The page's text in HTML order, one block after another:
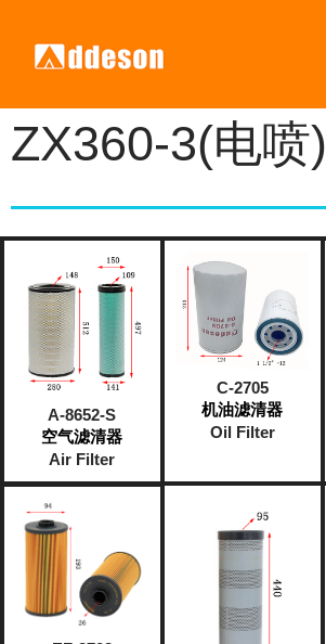
ZX360-3(电喷)
A-8652-S
空气滤清器
Air Filter
C-2705
机油滤清器
Oil Filter